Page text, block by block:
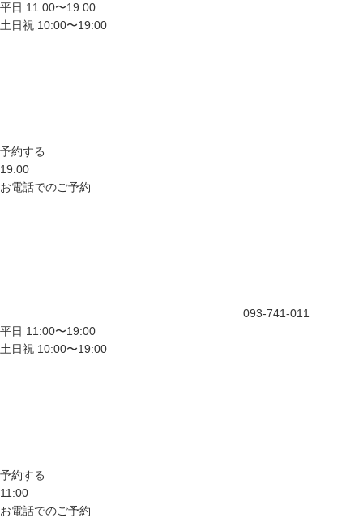
平日 11:00〜19:00
土日祝 10:00〜19:00
予約する
19:00
お電話でのご予約
093-741-011
平日 11:00〜19:00
土日祝 10:00〜19:00
予約する
11:00
お電話でのご予約